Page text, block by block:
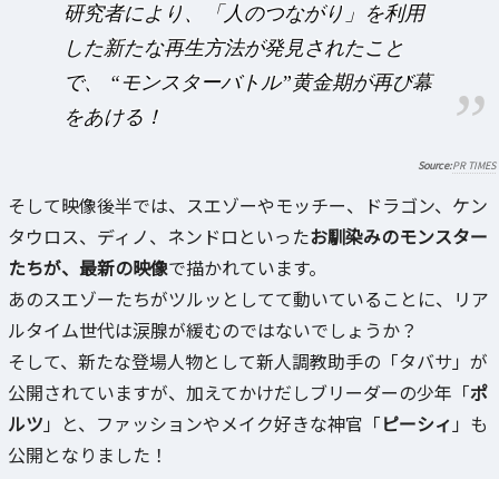
研究者により、「人のつながり」を利用
した新たな再生方法が発見されたこと
で、 “モンスターバトル”黄金期が再び幕
をあける！
PR TIMES
そして映像後半では、スエゾーやモッチー、ドラゴン、ケン
タウロス、ディノ、ネンドロといったお馴染みのモンスター
たちが、最新の映像で描かれています。
あのスエゾーたちがツルッとしてて動いていることに、リア
ルタイム世代は涙腺が緩むのではないでしょうか？
そして、新たな登場人物として新人調教助手の「タバサ」が
公開されていますが、加えてかけだしブリーダーの少年「ポ
ルツ 」と、ファッションやメイク好きな神官「ピーシィ 」も
公開となりました！